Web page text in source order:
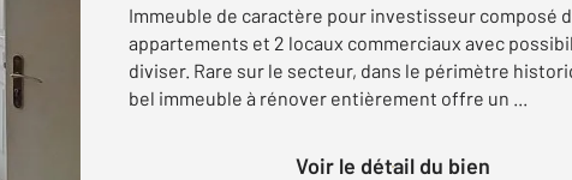
Immeuble de caractère pour investisseur composé
appartements et 2 locaux commerciaux avec
diviser. Rare sur le secteur, dans le périmètre
bel immeuble à rénover entièrement offre un ...
Voir le détail du bien